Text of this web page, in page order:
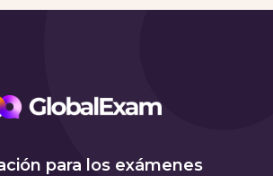
para los exámenes